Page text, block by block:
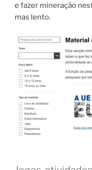
e fazer mineração
mas lento.